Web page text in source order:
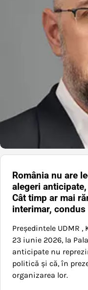
România nu are
alegeri
Cât timp ar mai
interimar, condus
Președintele UDMR
23 iunie 2026, la
anticipate nu
politică și că, în
organizarea lor.